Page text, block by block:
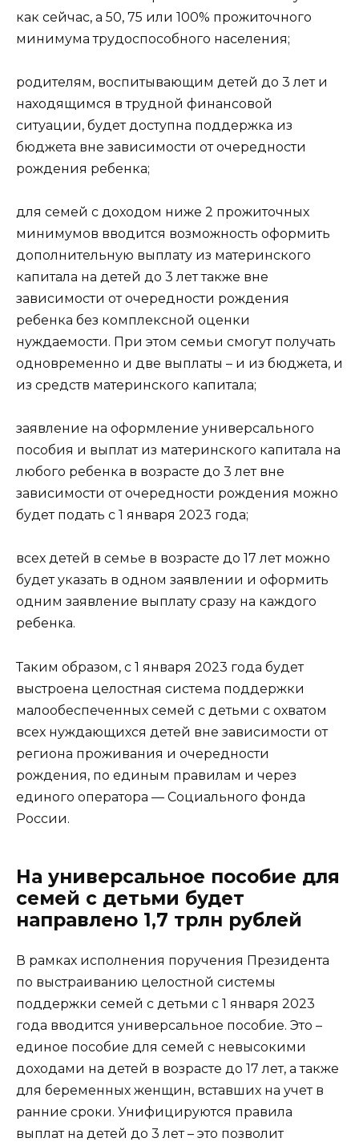
как сейчас, а 50, 75 или 100% прожиточного
минимума трудоспособного населения;
родителям, воспитывающим детей до 3 лет и
находящимся в трудной финансовой
ситуации, будет доступна поддержка из
бюджета вне зависимости от очередности
рождения ребенка;
для семей с доходом ниже 2 прожиточных
минимумов вводится возможность оформить
дополнительную выплату из материнского
капитала на детей до 3 лет также вне
зависимости от очередности рождения
ребенка без комплексной оценки
нуждаемости. При этом семьи смогут получать
одновременно и две выплаты – и из бюджета, и
из средств материнского капитала;
заявление на оформление универсального
пособия и выплат из материнского капитала на
любого ребенка в возрасте до 3 лет вне
зависимости от очередности рождения можно
будет подать с 1 января 2023 года;
всех детей в семье в возрасте до 17 лет можно
будет указать в одном заявлении и оформить
одним заявление выплату сразу на каждого
ребенка.
Таким образом, с 1 января 2023 года будет
выстроена целостная система поддержки
малообеспеченных семей с детьми с охватом
всех нуждающихся детей вне зависимости от
региона проживания и очередности
рождения, по единым правилам и через
единого оператора — Социального фонда
России.
На универсальное пособие для
семей с детьми будет
направлено 1,7 трлн рублей
В рамках исполнения поручения Президента
по выстраиванию целостной системы
поддержки семей с детьми с 1 января 2023
года вводится универсальное пособие. Это –
единое пособие для семей с невысокими
доходами на детей в возрасте до 17 лет, а также
для беременных женщин, вставших на учет в
ранние сроки. Унифицируются правила
выплат на детей до 3 лет – это позволит